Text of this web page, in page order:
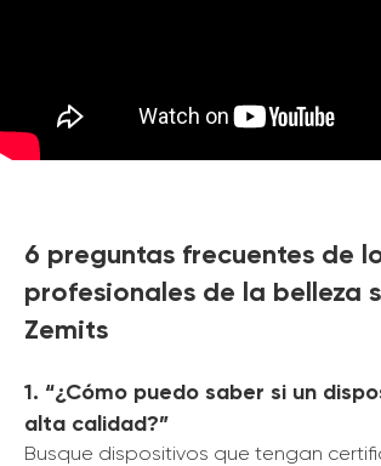
6 preguntas frecuentes de
profesionales de la belleza
Zemits
1. “¿Cómo puedo saber si un
alta calidad?”
Busque dispositivos que tengan